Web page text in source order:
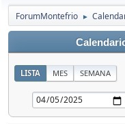
ForumMontefrio ►
LISTA MES SEMANA